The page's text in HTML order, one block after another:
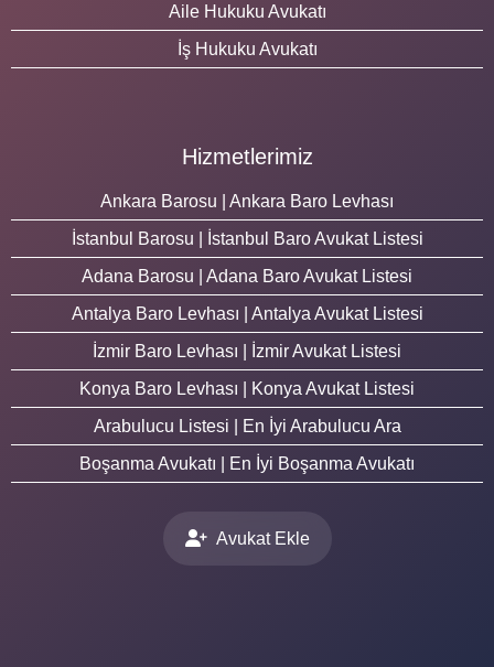
Aile Hukuku Avukatı
İş Hukuku Avukatı
Hizmetlerimiz
Ankara Barosu | Ankara Baro Levhası
İstanbul Barosu | İstanbul Baro Avukat Listesi
Adana Barosu | Adana Baro Avukat Listesi
Antalya Baro Levhası | Antalya Avukat Listesi
İzmir Baro Levhası | İzmir Avukat Listesi
Konya Baro Levhası | Konya Avukat Listesi
Arabulucu Listesi | En İyi Arabulucu Ara
Boşanma Avukatı | En İyi Boşanma Avukatı
Avukat Ekle